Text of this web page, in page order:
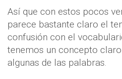
Así que con estos pocos
parece bastante claro el
confusión con el
tenemos un concepto
algunas de las palabras.